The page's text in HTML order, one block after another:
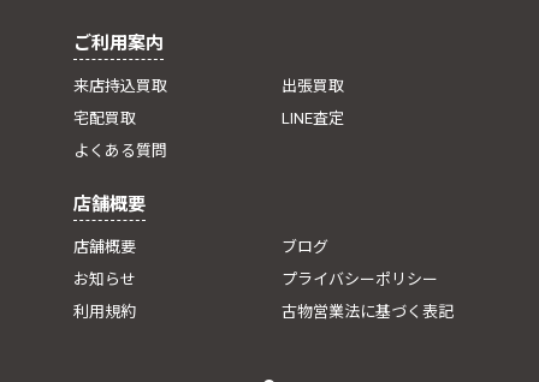
ご利用案内
来店持込買取
出張買取
宅配買取
LINE査定
よくある質問
店舗概要
店舗概要
ブログ
お知らせ
プライバシーポリシー
利用規約
古物営業法に基づく表記